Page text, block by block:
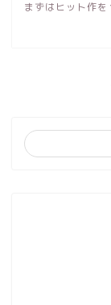
まずはヒット作を